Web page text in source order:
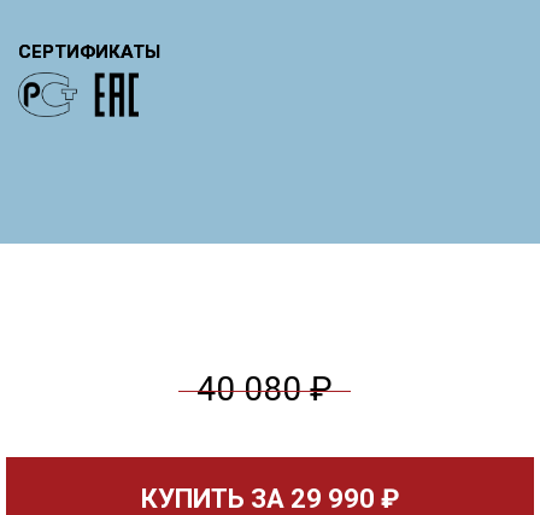
СЕРТИФИКАТЫ
40 080 ₽
КУПИТЬ ЗА 29 990 ₽